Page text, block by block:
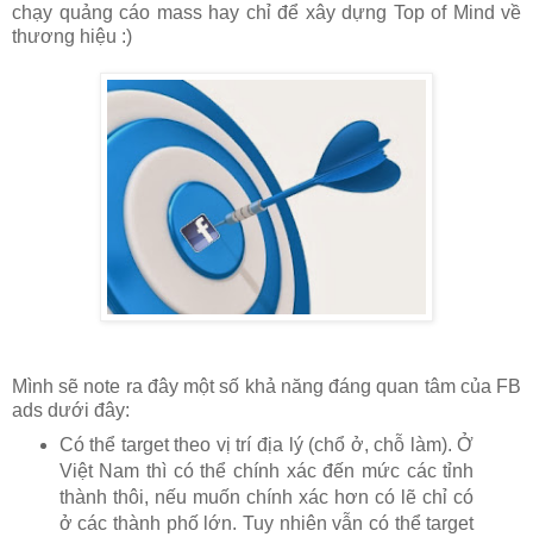
chạy quảng cáo mass hay chỉ để xây dựng Top of Mind về
thương hiệu :)
Mình sẽ note ra đây một số khả năng đáng quan tâm của FB
ads dưới đây:
Có thể target theo vị trí địa lý (chổ ở, chỗ làm). Ở
Việt Nam thì có thể chính xác đến mức các tỉnh
thành thôi, nếu muốn chính xác hơn có lẽ chỉ có
ở các thành phố lớn. Tuy nhiên vẫn có thể target